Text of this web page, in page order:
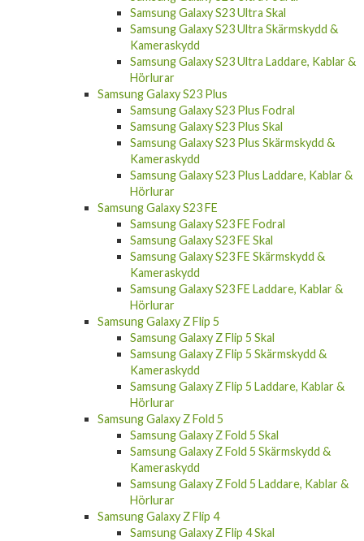
Samsung Galaxy S23 Ultra Skal
Samsung Galaxy S23 Ultra Skärmskydd &
Kameraskydd
Samsung Galaxy S23 Ultra Laddare, Kablar &
Hörlurar
Samsung Galaxy S23 Plus
Samsung Galaxy S23 Plus Fodral
Samsung Galaxy S23 Plus Skal
Samsung Galaxy S23 Plus Skärmskydd &
Kameraskydd
Samsung Galaxy S23 Plus Laddare, Kablar &
Hörlurar
Samsung Galaxy S23 FE
Samsung Galaxy S23 FE Fodral
Samsung Galaxy S23 FE Skal
Samsung Galaxy S23 FE Skärmskydd &
Kameraskydd
Samsung Galaxy S23 FE Laddare, Kablar &
Hörlurar
Samsung Galaxy Z Flip 5
Samsung Galaxy Z Flip 5 Skal
Samsung Galaxy Z Flip 5 Skärmskydd &
Kameraskydd
Samsung Galaxy Z Flip 5 Laddare, Kablar &
Hörlurar
Samsung Galaxy Z Fold 5
Samsung Galaxy Z Fold 5 Skal
Samsung Galaxy Z Fold 5 Skärmskydd &
Kameraskydd
Samsung Galaxy Z Fold 5 Laddare, Kablar &
Hörlurar
Samsung Galaxy Z Flip 4
Samsung Galaxy Z Flip 4 Skal